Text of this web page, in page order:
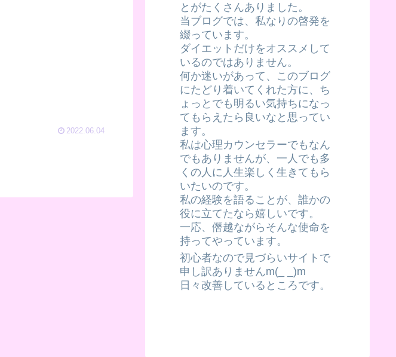
2022.06.04
とがたくさんありました。
当ブログでは、私なりの啓発を
綴っています。
ダイエットだけをオススメして
いるのではありません。
何か迷いがあって、このブログ
にたどり着いてくれた方に、ち
ょっとでも明るい気持ちになっ
てもらえたら良いなと思ってい
ます。
私は心理カウンセラーでもなん
でもありませんが、一人でも多
くの人に人生楽しく生きてもら
いたいのです。
私の経験を語ることが、誰かの
役に立てたなら嬉しいです。
一応、僭越ながらそんな使命を
持ってやっています。
初心者なので見づらいサイトで
申し訳ありませんm(_ _)m
日々改善しているところです。